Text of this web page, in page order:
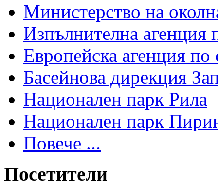
Министерство на
Изпълнителна агенция
Европейска агенция по
Басейнова дирекция
Национален парк Рила
Национален парк
Повече ...
Посетители